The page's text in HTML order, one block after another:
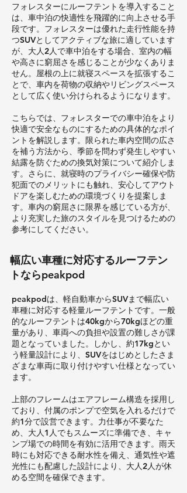
フォレスターにルーフテントを導入すること
は、車中泊の快適性を飛躍的に向上させる手
段です。フォレスターは優れた走行性能を持
つSUVとしてアクティブな旅に適しています
が、大人2人で車中泊をする場合、室内の幅
や高さに窮屈さを感じることが少なくありま
せん。屋根の上に就寝スペースを拡張するこ
とで、車内を荷物の収納やリビングスペース
として広く使い分けられるようになります。
こちらでは、フォレスターでの車中泊をより
快適で安全なものにするための具体的なポイ
ントを解説します。限られた車内空間の広さ
を補う方法から、季節を問わず発生しやすい
結露を防ぐための換気対策について紹介しま
す。さらに、就寝時のプライバシー確保や防
犯面でのメリットにも触れ、安心してアウト
ドアを楽しむための環境づくりを提案しま
す。車内の窮屈さに限界を感じている方が、
より充実した旅のスタイルを見つけるための
参考にしてください。
幅広い車種に対応するルーフテン
トならpeakpod
peakpodは、軽自動車からSUVまで幅広い
車種に対応する軽量ルーフテントです。一般
的なルーフテントは40kgから70kgほどの重
量があり、車両への負担や設置の難しさが課
題となっていました。しかし、約17kgとい
う軽量設計により、SUVをはじめとしたさま
ざまな車両に取り付けやすい仕様となってい
ます。
上部のフレームはエアフレーム構造を採用し
ており、付属のポンプで空気を入れるだけで
約1分で設営できます。力仕事が不要なた
め、大人1人でもスムーズに準備でき、キャ
ンプ場での時間を有効に活用できます。雨天
時にも対応できる耐水性を備え、通気性や遮
光性にも配慮した設計により、大人2人が休
める空間を確保できます。